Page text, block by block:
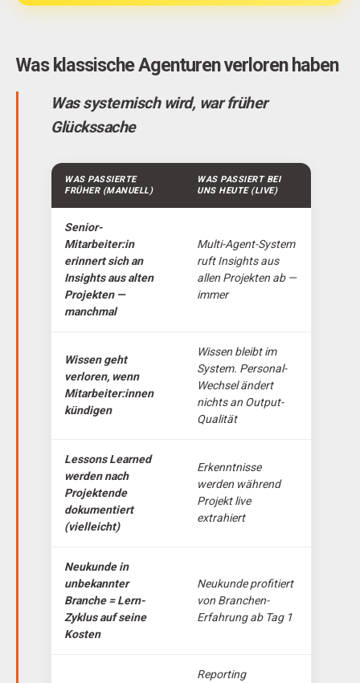
Was klassische Agenturen verloren haben
Was systemisch wird, war früher
Glückssache
WAS PASSIERTE
FRÜHER (MANUELL)
WAS PASSIERT BEI
UNS HEUTE (LIVE)
Senior-
Mitarbeiter:in
erinnert sich an
Insights aus alten
Projekten —
manchmal
Multi-Agent-System
ruft Insights aus
allen Projekten ab —
immer
Wissen geht
verloren, wenn
Mitarbeiter:innen
kündigen
Wissen bleibt im
System. Personal-
Wechsel ändert
nichts an Output-
Qualität
Lessons Learned
werden nach
Projektende
dokumentiert
(vielleicht)
Erkenntnisse
werden während
Projekt live
extrahiert
Neukunde in
unbekannter
Branche = Lern-
Zyklus auf seine
Kosten
Neukunde profitiert
von Branchen-
Erfahrung ab Tag 1
Reporting